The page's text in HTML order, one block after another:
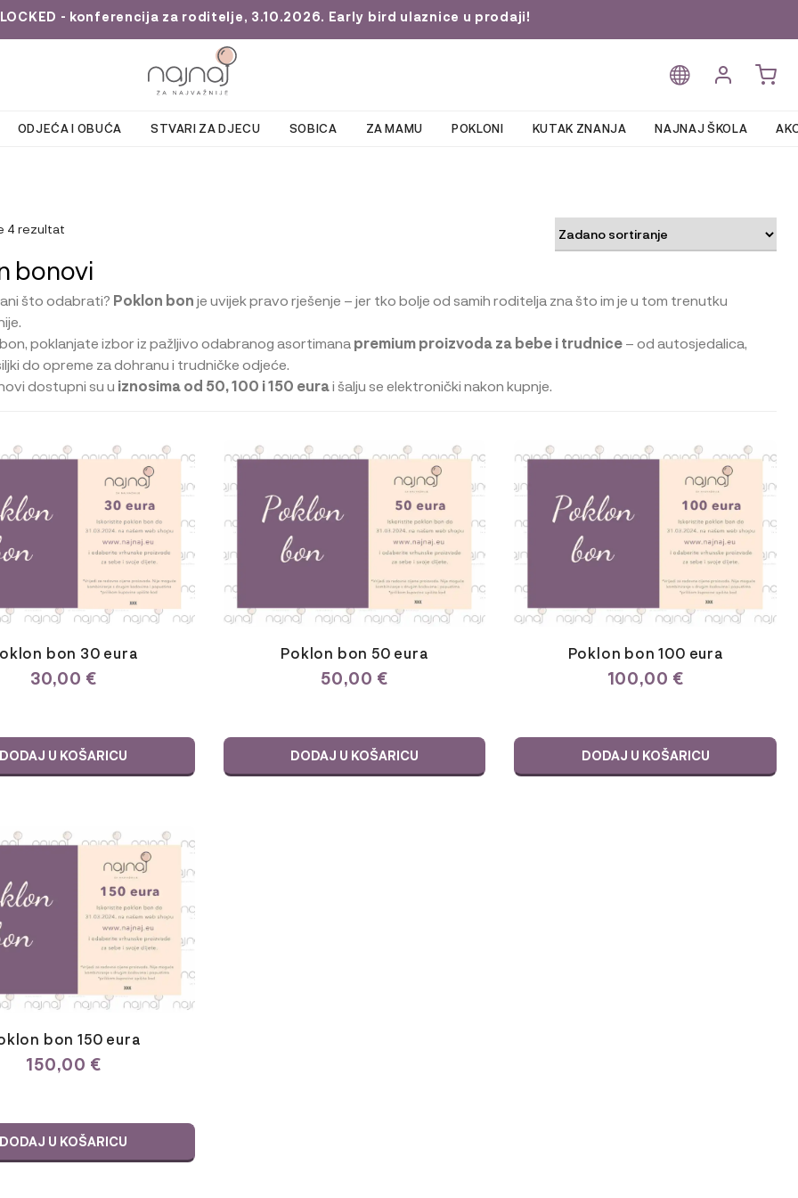
- konferencija za roditelje, 3.10.2026. Early bird ulaznice u prodaji!
ODJEĆA I OBUĆA STVARI ZA DJECU SOBICA ZA MAMU POKLONI KUTAK ZNANJA NAJNAJ ŠKOLA
4 rezultat
bonovi
što odabrati? Poklon bonje uvijek pravo rješenje – jer tko bolje od samih roditelja zna što im je u tom trenutku
poklanjate izbor iz pažljivo odabranog asortimanapremium proizvoda za bebe i trudnice– od autosjedalica,
do opreme za dohranu i trudničke odjeće.
dostupni su u iznosima od 50, 100 i 150 eurai šalju se elektronički nakon kupnje.
bon 30 eura
30,00 €
DODAJ U KOŠARICU
Poklon bon 50 eura
50,00 €
DODAJ U KOŠARICU
Poklon bon 100 eura
100,00 €
DODAJ U KOŠARICU
bon 150 eura
150,00 €
DODAJ U KOŠARICU